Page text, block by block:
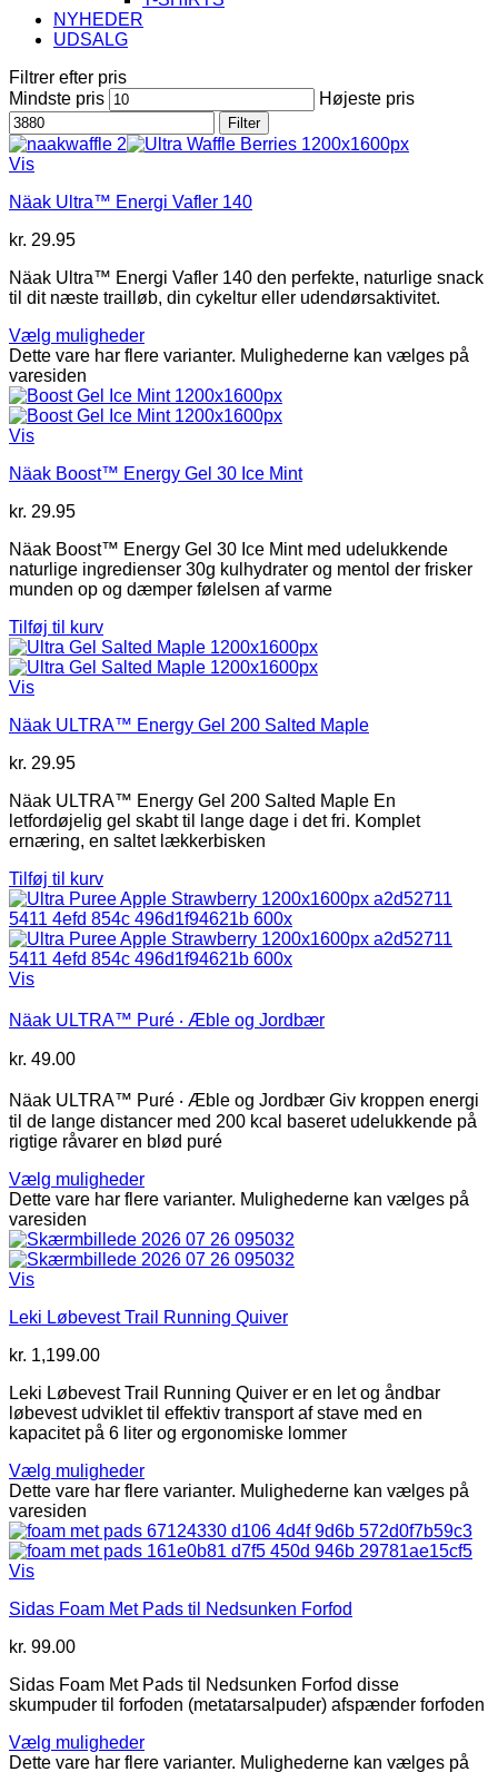
NYHEDER
UDSALG
Filtrer efter pris
Mindste pris
Højeste pris
Filter
Vis
Näak Ultra™ Energi Vafler 140
kr. 29.95
Näak Ultra™ Energi Vafler 140 den perfekte, naturlige snack
til dit næste trailløb, din cykeltur eller udendørsaktivitet.
Vælg muligheder
Dette vare har flere varianter. Mulighederne kan vælges på
varesiden
Vis
Näak Boost™ Energy Gel 30 Ice Mint
kr. 29.95
Näak Boost™ Energy Gel 30 Ice Mint med udelukkende
naturlige ingredienser 30g kulhydrater og mentol der frisker
munden op og dæmper følelsen af ​​varme
Tilføj til kurv
Vis
Näak ULTRA™ Energy Gel 200 Salted Maple
kr. 29.95
Näak ULTRA™ Energy Gel 200 Salted Maple En
letfordøjelig gel skabt til lange dage i det fri. Komplet
ernæring, en saltet lækkerbisken
Tilføj til kurv
Vis
Näak ULTRA™ Puré ‧ Æble og Jordbær
kr. 49.00
Näak ULTRA™ Puré ‧ Æble og Jordbær Giv kroppen energi
til de lange distancer med 200 kcal baseret udelukkende på
rigtige råvarer en blød puré
Vælg muligheder
Dette vare har flere varianter. Mulighederne kan vælges på
varesiden
Vis
Leki Løbevest Trail Running Quiver
kr. 1,199.00
Leki Løbevest Trail Running Quiver er en let og åndbar
løbevest udviklet til effektiv transport af stave med en
kapacitet på 6 liter og ergonomiske lommer
Vælg muligheder
Dette vare har flere varianter. Mulighederne kan vælges på
varesiden
Vis
Sidas Foam Met Pads til Nedsunken Forfod
kr. 99.00
Sidas Foam Met Pads til Nedsunken Forfod disse
skumpuder til forfoden (metatarsalpuder) afspænder forfoden
Vælg muligheder
Dette vare har flere varianter. Mulighederne kan vælges på